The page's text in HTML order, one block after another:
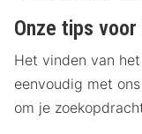
Onze tips
Het vinden van
eenvoudig met
om je